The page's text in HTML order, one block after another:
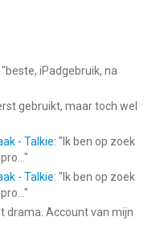
"beste, iPadgebruik, na
gebruikt, maar toch wel
- Talkie: " Ik ben op zoek
"
- Talkie: " Ik ben op zoek
"
drama. Account van mijn